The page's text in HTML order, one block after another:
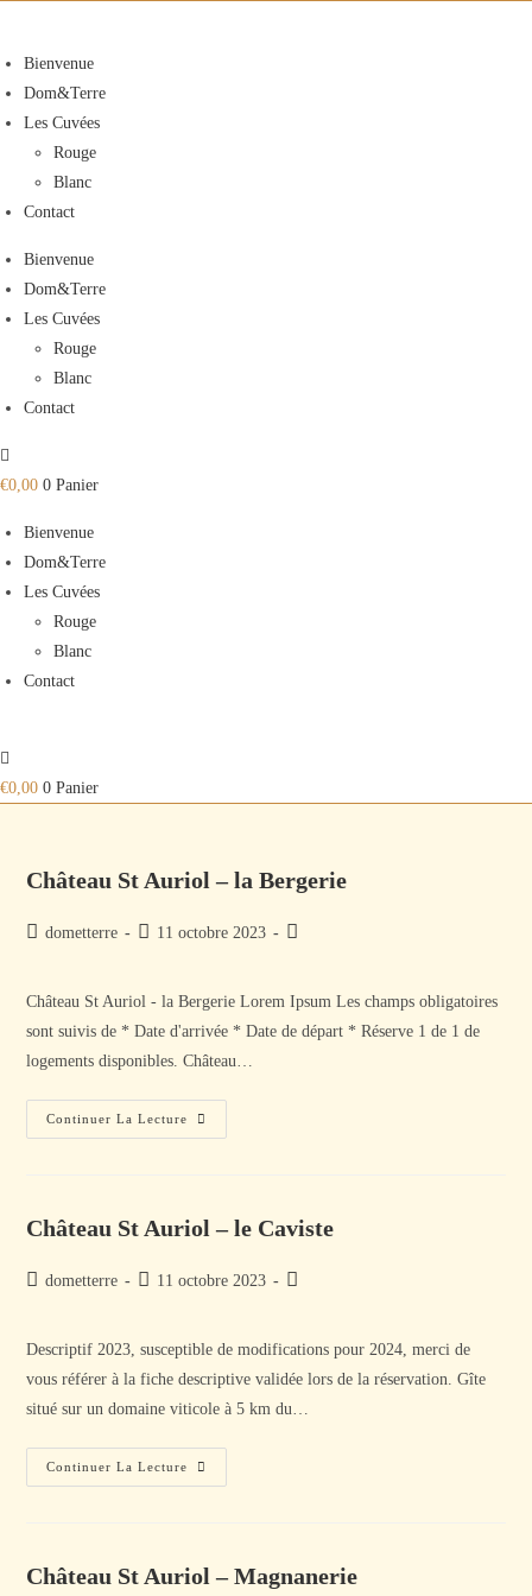
content
Bienvenue
Dom&Terre
Les Cuvées
Rouge
Blanc
Contact
Bienvenue
Dom&Terre
Les Cuvées
Rouge
Blanc
Contact
€0,00 0 Panier
Bienvenue
Dom&Terre
Les Cuvées
Rouge
Blanc
Contact
€0,00 0 Panier
Château St Auriol – la Bergerie
Auteur/autrice
publication :
dometterre
Publication
11 octobre 2023
Château St Auriol - la Bergerie Lorem Ipsum Les champs obligatoires
sont suivis de * Date d'arrivée * Date de départ * Réserve 1 de 1 de
logements disponibles. Château…
Continuer La Lecture
Château
St
Château St Auriol – le Caviste
Auteur/autrice
publication :
dometterre
Publication
11 octobre 2023
Descriptif 2023, susceptible de modifications pour 2024, merci de
vous référer à la fiche descriptive validée lors de la réservation. Gîte
situé sur un domaine viticole à 5 km du…
Continuer La Lecture
Château
St
Château St Auriol – Magnanerie